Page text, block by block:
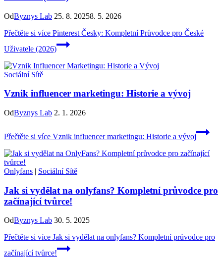
OdByznys Lab 25. 8. 20258. 5. 2026
Přečtěte si více Pinterest Česky: Kompletní Průvodce pro České
Uživatele (2026)
Sociální Sítě
Vznik influencer marketingu: Historie a vývoj
OdByznys Lab 2. 1. 2026
Přečtěte si více Vznik influencer marketingu: Historie a vývoj
Onlyfans | Sociální Sítě
Jak si vydělat na onlyfans? Kompletní průvodce pro
začínající tvůrce!
OdByznys Lab 30. 5. 2025
Přečtěte si více Jak si vydělat na onlyfans? Kompletní průvodce pro
začínající tvůrce!